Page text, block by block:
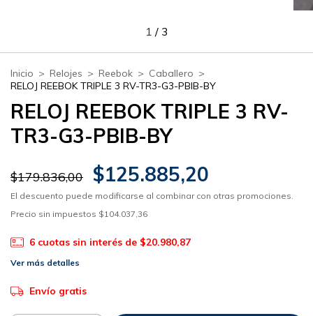
1 / 3
Inicio > Relojes > Reebok > Caballero >
RELOJ REEBOK TRIPLE 3 RV-TR3-G3-PBIB-BY
RELOJ REEBOK TRIPLE 3 RV-
TR3-G3-PBIB-BY
$179.836,00 $125.885,20
El descuento puede modificarse al combinar con otras promociones.
Precio sin impuestos $104.037,36
6 cuotas sin interés de $20.980,87
Ver más detalles
Envío gratis